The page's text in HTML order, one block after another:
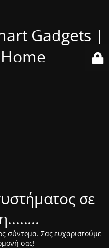
Gadgets |
σε
σύντομα. Σας ευχαριστούμε
σας!